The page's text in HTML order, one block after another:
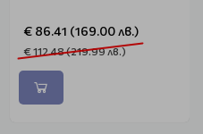
€ 86.41 (169.00 лв.)
€ 112.48 (219.99 лв.)